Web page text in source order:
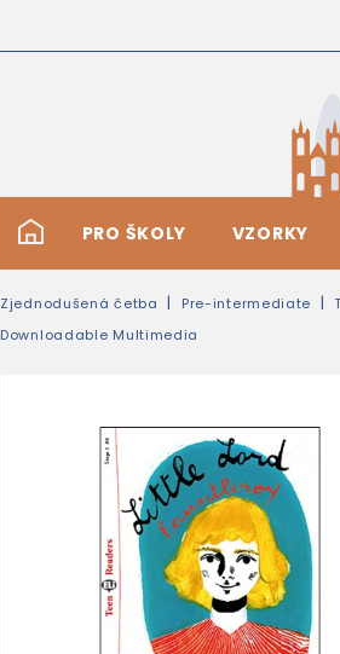
# PRO ŠKOLY VZORKY
Zjednodušená četba Pre-intermediate
Downloadable Multimedia